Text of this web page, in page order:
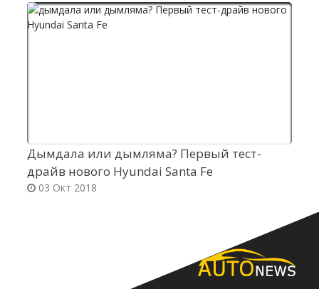
Дымдала или дымляма? Первый тест-
драйв нового Hyundai Santa Fe
03 Окт 2018